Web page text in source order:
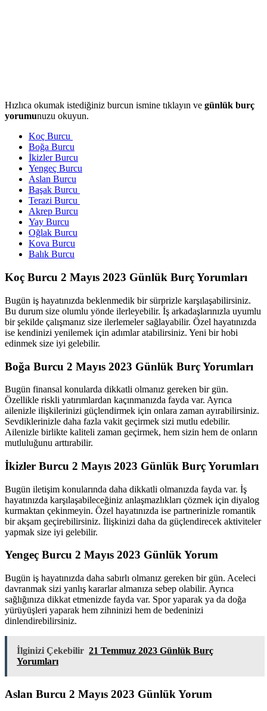
Hızlıca okumak istediğiniz burcun ismine tıklayın ve günlük burç
yorumunuzu okuyun.
Koç Burcu
Boğa Burcu
İkizler Burcu
Yengeç Burcu
Aslan Burcu
Başak Burcu
Terazi Burcu
Akrep Burcu
Yay Burcu
Oğlak Burcu
Kova Burcu
Balık Burcu
Koç Burcu 2 Mayıs 2023 Günlük Burç Yorumları
Bugün iş hayatınızda beklenmedik bir sürprizle karşılaşabilirsiniz.
Bu durum size olumlu yönde ilerleyebilir. İş arkadaşlarınızla uyumlu
bir şekilde çalışmanız size ilerlemeler sağlayabilir. Özel hayatınızda
ise kendinizi yenilemek için adımlar atabilirsiniz. Yeni bir hobi
edinmek size iyi gelebilir.
Boğa Burcu 2 Mayıs 2023 Günlük Burç Yorumları
Bugün finansal konularda dikkatli olmanız gereken bir gün.
Özellikle riskli yatırımlardan kaçınmanızda fayda var. Ayrıca
ailenizle ilişkilerinizi güçlendirmek için onlara zaman ayırabilirsiniz.
Sevdiklerinizle daha fazla vakit geçirmek sizi mutlu edebilir.
Ailenizle birlikte kaliteli zaman geçirmek, hem sizin hem de onların
mutluluğunu arttırabilir.
İkizler Burcu 2 Mayıs 2023 Günlük Burç Yorumları
Bugün iletişim konularında daha dikkatli olmanızda fayda var. İş
hayatınızda karşılaşabileceğiniz anlaşmazlıkları çözmek için diyalog
kurmaktan çekinmeyin. Özel hayatınızda ise partnerinizle romantik
bir akşam geçirebilirsiniz. İlişkinizi daha da güçlendirecek aktiviteler
yapmak size iyi gelebilir.
Yengeç Burcu 2 Mayıs 2023 Günlük Yorum
Bugün iş hayatınızda daha sabırlı olmanız gereken bir gün. Aceleci
davranmak sizi yanlış kararlar almanıza sebep olabilir. Ayrıca
sağlığınıza dikkat etmenizde fayda var. Spor yaparak ya da doğa
yürüyüşleri yaparak hem zihninizi hem de bedeninizi
dinlendirebilirsiniz.
İlginizi Çekebilir 21 Temmuz 2023 Günlük Burç
Yorumları
Aslan Burcu 2 Mayıs 2023 Günlük Yorum